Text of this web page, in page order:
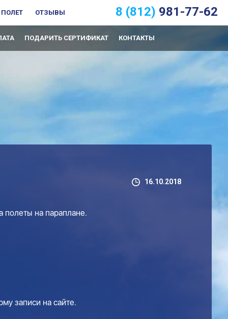
8 (812) 981-77-62
ОТЗЫВЫ
ПОДАРИТЬ СЕРТИФИКАТ КОНТАКТЫ
16.10.2018
полеты на параплане.
записи на сайте.